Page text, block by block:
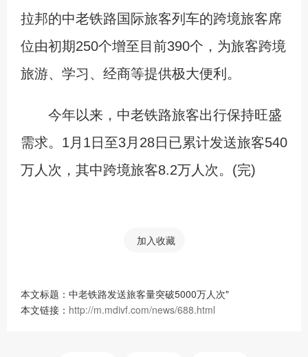
拉邦的中老铁路国际旅客列车的跨境旅客席
位由初期250个增至目前390个，为旅客跨境
旅游、学习、经商等提供极大便利。
今年以来，中老铁路旅客出行保持旺盛
需求。1月1日至3月28日已累计发送旅客540
万人次，其中跨境旅客8.2万人次。(完)
加入收藏
本文标题：中老铁路发送旅客量突破5000万人次"
本文链接： http://m.mdivf.com/news/688.html